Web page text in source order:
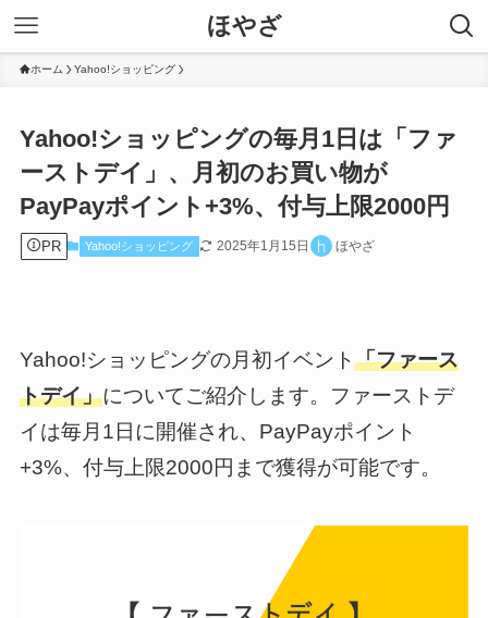
ほやざ
ホーム Yahoo!ショッピング
Yahoo!ショッピングの毎月1日は「ファ
ーストデイ」、月初のお買い物が
PayPayポイント+3%、付与上限2000円
PR Yahoo!ショッピング 2025年1月15日 ほやざ
Yahoo!ショッピングの月初イベント「ファース
トデイ」についてご紹介します。ファーストデ
イは毎月1日に開催され、PayPayポイント
+3%、付与上限2000円まで獲得が可能です。